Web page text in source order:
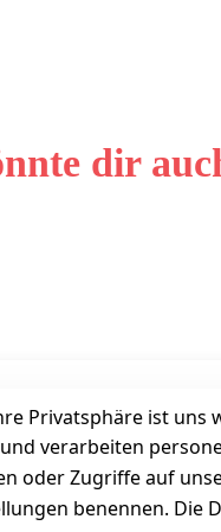
dir
Privatsphäre ist uns
verarbeiten
oder Zugriffe auf
benennen.
Unternehmen
Bewertung
Kontakt